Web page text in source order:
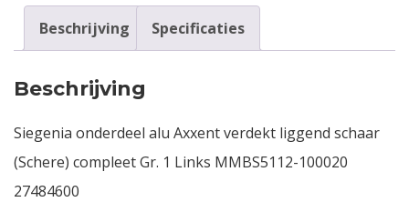
Beschrijving Specificaties
Beschrijving
Siegenia onderdeel alu Axxent verdekt liggend schaar
(Schere) compleet Gr. 1 Links MMBS5112-100020
27484600